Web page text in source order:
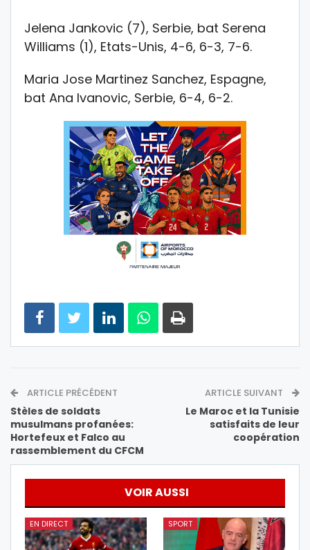
Jelena Jankovic (7), Serbie, bat Serena
Williams (1), Etats-Unis, 4-6, 6-3, 7-6.
Maria Jose Martinez Sanchez, Espagne,
bat Ana Ivanovic, Serbie, 6-4, 6-2.
ARTICLE PRÉCÉDENT
Stèles de soldats
musulmans profanées:
Hortefeux et Falco au
rassemblement du CFCM
ARTICLE SUIVANT
Le Maroc et la Tunisie
satisfaits de leur
coopération
VOIR AUSSI
EN DIRECT SPORT